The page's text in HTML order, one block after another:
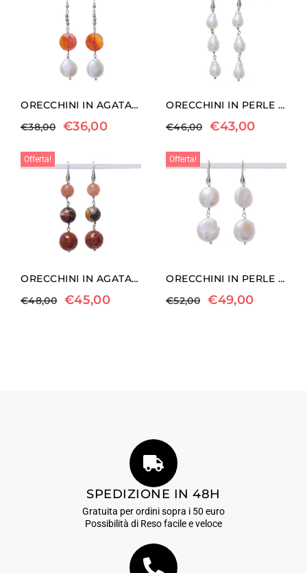
ORECCHINI IN AGATA DI FUOCO E PERLE
€38,00 €36,00
ORECCHINI IN PERLE ED ARGENTO
€46,00 €43,00
Offerta!
ORECCHINI IN AGATA DI FUOCO E PIETRA DI LUNA
€48,00 €45,00
Offerta!
ORECCHINI IN PERLE ED ARGENTO
€52,00 €49,00
SPEDIZIONE IN 48H
Gratuita per ordini sopra i 50 euro
Possibilità di Reso facile e veloce